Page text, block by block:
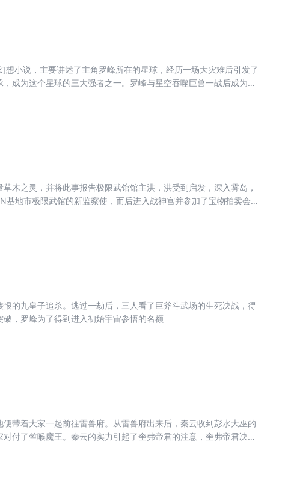
成为这个星球的三大强者之一。罗峰与星空吞噬巨兽一战后成为新
木之灵，并将此事报告极限武馆馆主洪，洪受到启发，深入雾岛，
地市极限武馆的新监察使，而后进入战神宫并参加了宝物拍卖会。
的九皇子追杀。逃过一劫后，三人看了巨斧斗武场的生死决战，得
，罗峰为了得到进入初始宇宙参悟的名额
带着大家一起前往雷兽府。从雷兽府出来后，秦云收到彭水大巫的
付了竺喉魔王。秦云的实力引起了奎弗帝君的注意，奎弗帝君决定